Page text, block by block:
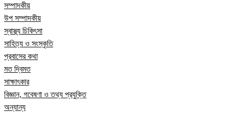
সম্পাদকীয়
উপ সম্পাদকীয়
স্বাস্থ্য চিকিৎসা
সাহিত্য ও সংস্কৃতি
প্রবাসের কথা
মত দ্বিমত
সাক্ষাৎকার
বিজ্ঞান, গবেষণা ও তথ্য প্রযুক্তি
অন্যান্য